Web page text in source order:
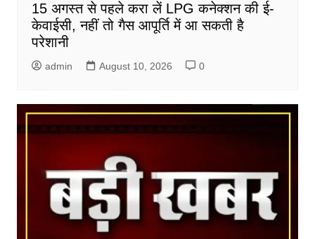
15 अगस्त से पहले करा लें LPG कनेक्शन की ई-
केवाईसी, नहीं तो गैस आपूर्ति में आ सकती है
परेशानी
admin August 10, 2026 0